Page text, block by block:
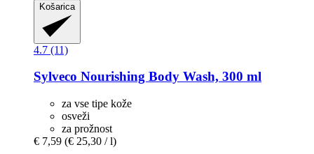
Košarica
4.7 (11)
Sylveco Nourishing Body Wash, 300 ml
za vse tipe kože
osveži
za prožnost
€ 7,59 (€ 25,30 / l)